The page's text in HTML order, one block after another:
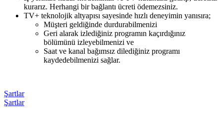
kurarız. Herhangi bir bağlantı ücreti ödemezsiniz.
TV+ teknolojik altyapısı sayesinde hızlı deneyimin yanısıra;
Müşteri geldiğinde durdurabilmenizi
Geri alarak izlediğiniz programın kaçırdığınız
bölümünü izleyebilmenizi ve
Saat ve kanal bağımsız dilediğiniz programı
kaydedebilmenizi sağlar.
Şartlar
Şartlar